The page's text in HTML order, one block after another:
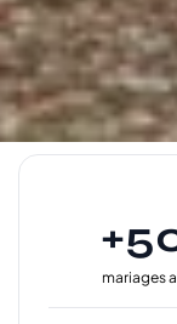
mariages